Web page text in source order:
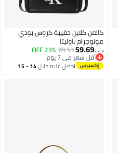
كالفن كلاين حقيبة كروس بودي
مونوجرام باوليتا
د.ب‏59.69
78.53
23% OFF
أقل سعر في 7 يوم
أقل سعر في 7 يوماحصل عليه خلال 14 - 15